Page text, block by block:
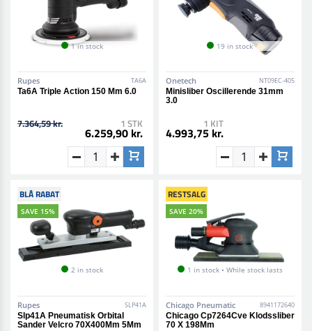
1 in stock
Rupes TA6A
Ta6A Triple Action 150 Mm 6.0
7.364,59 kr. 1 STK
6.259,90 kr.
19 in stock
Onetech NT09EC-405
Minisliber Oscillerende 31mm
3.0
1 KIT
4.993,75 kr.
BLÅ RABAT
SAVE 15%
2 in stock
Rupes SLP41A
Slp41A Pneumatisk Orbital
Sander Velcro 70X400Mm 5Mm
RESTSALG
SAVE 20%
1 in stock • While stock lasts
Chicago Pneumatic 8941172640
Chicago Cp7264Cve Klodssliber
70 X 198Mm